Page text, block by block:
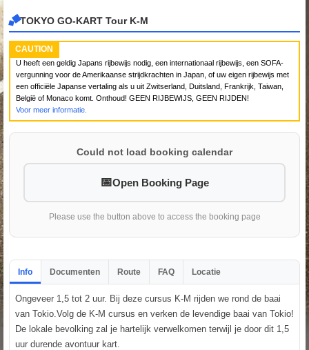
TOKYO GO-KART Tour K-M
CAUTION
U heeft een geldig Japans rijbewijs nodig, een internationaal rijbewijs, een SOFA-
vergunning voor de Amerikaanse strijdkrachten in Japan, of uw eigen rijbewijs met
een officiële Japanse vertaling als u uit Zwitserland, Duitsland, Frankrijk, Taiwan,
België of Monaco komt. Onthoud! GEEN RIJBEWIJS, GEEN RIJDEN!
Voor meer informatie.
Could not load booking calendar
Open Booking Page
Please use the button above to access the booking page
Info Documenten Route FAQ Locatie
Ongeveer 1,5 tot 2 uur. Bij deze cursus K-M rijden we rond de baai
van Tokio.Volg de K-M cursus en verken de levendige baai van Tokio!
De lokale bevolking zal je hartelijk verwelkomen terwijl je door dit 1,5
uur durende avontuur kart.